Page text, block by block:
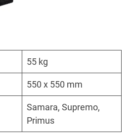
55 kg
550 x 550 mm
Samara, Supremo,
Primus